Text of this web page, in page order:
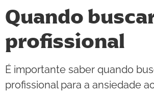
Quando
profissional
É importante saber quando
profissional para a ansiedade